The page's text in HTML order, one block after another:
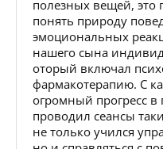
полезных вещей,
понять природу
эмоциональных
нашего сына
оторый включал
фармакотерапию. С
огромный прогресс
проводил сеансы
не только учился